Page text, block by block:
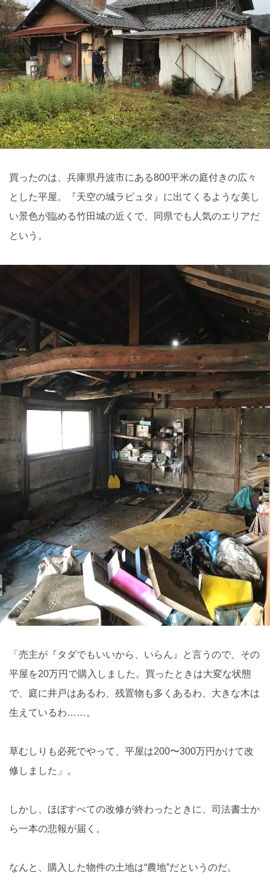
買ったのは、兵庫県丹波市にある800平米の庭付きの広々
とした平屋。『天空の城ラピュタ』に出てくるような美し
い景色が臨める竹田城の近くで、同県でも人気のエリアだ
という。
「売主が『タダでもいいから、いらん』と言うので、その
平屋を20万円で購入しました。買ったときは大変な状態
で、庭に井戸はあるわ、残置物も多くあるわ、大きな木は
生えているわ……。
草むしりも必死でやって、平屋は200〜300万円かけて改
修しました」。
しかし、ほぼすべての改修が終わったときに、司法書士か
ら一本の悲報が届く。
なんと、購入した物件の土地は“農地”だというのだ。